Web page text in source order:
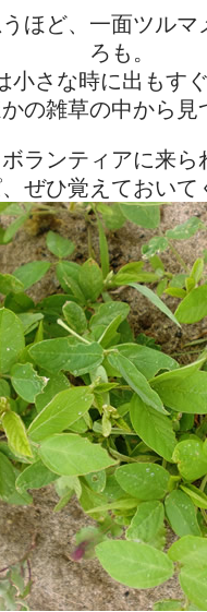
ほど、一面ツル
ろも。
小さな時に出もす
の雑草の中から
ランティアに来ら
ぜひ覚えておいて